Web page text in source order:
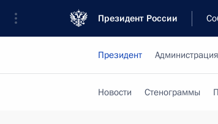
Президент России
Президент Администрация
Новости Стенограммы